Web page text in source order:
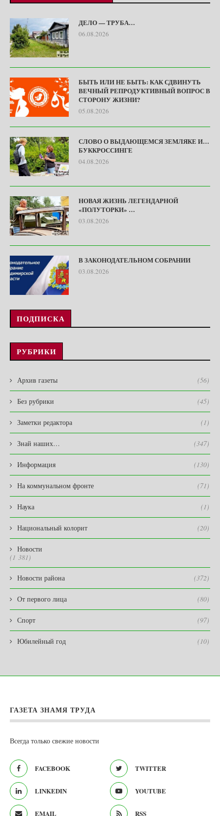
ДЕЛО — ТРУБА…
06.08.2026
БЫТЬ ИЛИ НЕ БЫТЬ: КАК СДВИНУТЬ
ВЕЧНЫЙ РЕПРОДУКТИВНЫЙ ВОПРОС В
СТОРОНУ ЖИЗНИ?
05.08.2026
СЛОВО О ВЫДАЮЩЕМСЯ ЗЕМЛЯКЕ И…
БУККРОССИНГЕ
04.08.2026
НОВАЯ ЖИЗНЬ ЛЕГЕНДАРНОЙ
«ПОЛУТОРКИ» …
03.08.2026
В ЗАКОНОДАТЕЛЬНОМ СОБРАНИИ
03.08.2026
ПОДПИСКА
РУБРИКИ
Архив газеты (56)
Без рубрики (45)
Заметки редактора (1)
Знай наших… (347)
Информация (130)
На коммунальном фронте (71)
Наука (1)
Национальный колорит (20)
Новости
(1 381)
Новости района (372)
От первого лица (80)
Спорт (97)
Юбилейный год (10)
ГАЗЕТА ЗНАМЯ ТРУДА
Всегда только свежие новости
FACEBOOK TWITTER
LINKEDIN YOUTUBE
EMAIL RSS